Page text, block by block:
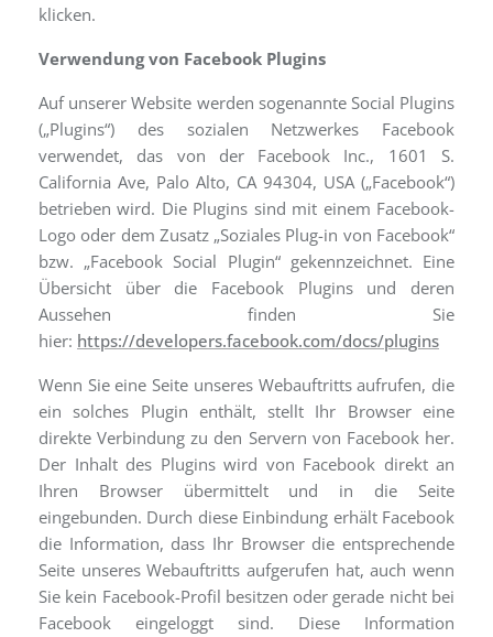
klicken.
Verwendung von Facebook Plugins
Auf unserer Website werden sogenannte Social Plugins
(„Plugins“) des sozialen Netzwerkes Facebook
verwendet, das von der Facebook Inc., 1601 S.
California Ave, Palo Alto, CA 94304, USA („Facebook“)
betrieben wird. Die Plugins sind mit einem Facebook-
Logo oder dem Zusatz „Soziales Plug-in von Facebook“
bzw. „Facebook Social Plugin“ gekennzeichnet. Eine
Übersicht über die Facebook Plugins und deren
Aussehen finden Sie
hier: https://developers.facebook.com/docs/plugins
Wenn Sie eine Seite unseres Webauftritts aufrufen, die
ein solches Plugin enthält, stellt Ihr Browser eine
direkte Verbindung zu den Servern von Facebook her.
Der Inhalt des Plugins wird von Facebook direkt an
Ihren Browser übermittelt und in die Seite
eingebunden. Durch diese Einbindung erhält Facebook
die Information, dass Ihr Browser die entsprechende
Seite unseres Webauftritts aufgerufen hat, auch wenn
Sie kein Facebook-Profil besitzen oder gerade nicht bei
Facebook eingeloggt sind. Diese Information